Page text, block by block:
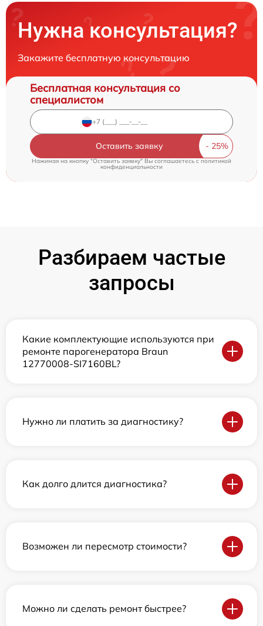
Нужна консультация?
Закажите бесплатную консультацию
Бесплатная консультация со
специалистом
Оставить заявку
Нажимая на кнопку "Оставить заявку" Вы соглашаетесь cполитикой
конфиденциальности
Разбираем частые
запросы
Какие комплектующие используются при
ремонте парогенератора Braun
12770008-SI7160BL?
Нужно ли платить за диагностику?
Как долго длится диагностика?
Возможен ли пересмотр стоимости?
Можно ли сделать ремонт быстрее?